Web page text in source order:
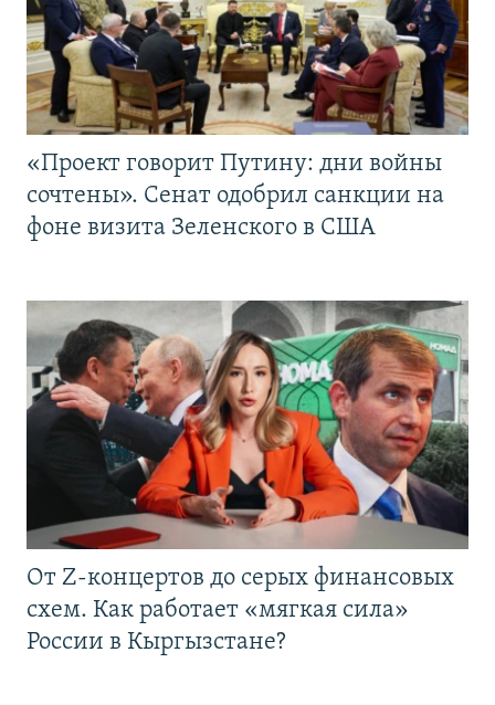
«Проект говорит Путину: дни войны
сочтены». Сенат одобрил санкции на
фоне визита Зеленского в США
От Z-концертов до серых финансовых
схем. Как работает «мягкая сила»
России в Кыргызстане?